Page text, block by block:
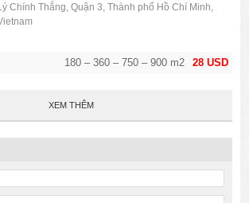
28 USD
180 – 360 – 750 – 900 m2
Chính Thắng, Quận 3, Thành phố Hồ Chí Minh,
XEM THÊM